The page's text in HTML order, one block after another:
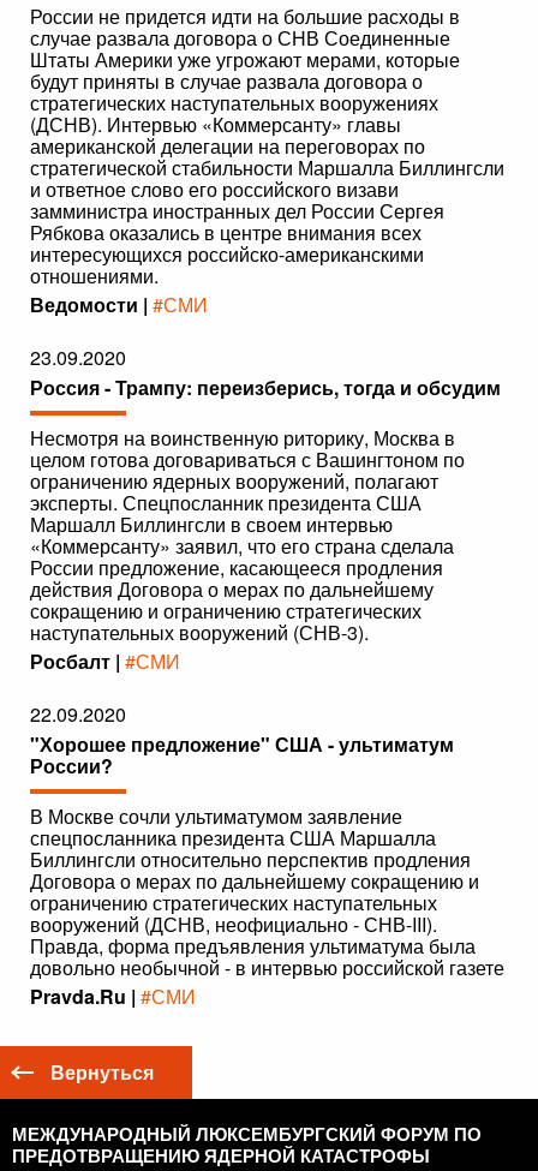
России не придется идти на большие расходы в
случае развала договора о СНВ Соединенные
Штаты Америки уже угрожают мерами, которые
будут приняты в случае развала договора о
стратегических наступательных вооружениях
(ДСНВ). Интервью «Коммерсанту» главы
американской делегации на переговорах по
стратегической стабильности Маршалла Биллингсли
и ответное слово его российского визави
замминистра иностранных дел России Сергея
Рябкова оказались в центре внимания всех
интересующихся российско-американскими
отношениями.
Ведомости | #СМИ
23.09.2020
Россия - Трампу: переизберись, тогда и обсудим
Несмотря на воинственную риторику, Москва в
целом готова договариваться с Вашингтоном по
ограничению ядерных вооружений, полагают
эксперты. Спецпосланник президента США
Маршалл Биллингсли в своем интервью
«Коммерсанту» заявил, что его страна сделала
России предложение, касающееся продления
действия Договора о мерах по дальнейшему
сокращению и ограничению стратегических
наступательных вооружений (СНВ-3).
Росбалт | #СМИ
22.09.2020
"Хорошее предложение" США - ультиматум
России?
В Москве сочли ультиматумом заявление
спецпосланника президента США Маршалла
Биллингсли относительно перспектив продления
Договора о мерах по дальнейшему сокращению и
ограничению стратегических наступательных
вооружений (ДСНВ, неофициально - СНВ-III).
Правда, форма предъявления ультиматума была
довольно необычной - в интервью российской газете
Pravda.Ru | #СМИ
Вернуться
МЕЖДУНАРОДНЫЙ ЛЮКСЕМБУРГСКИЙ ФОРУМ ПО
ПРЕДОТВРАЩЕНИЮ ЯДЕРНОЙ КАТАСТРОФЫ